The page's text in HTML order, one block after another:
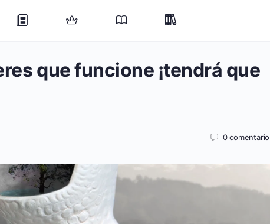
que funcione ¡tendrá que
0